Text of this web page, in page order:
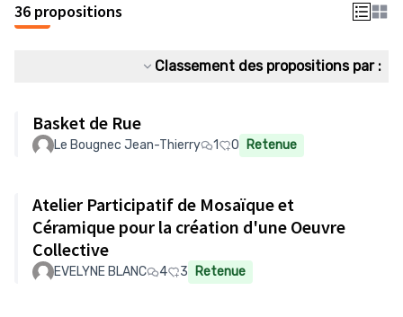
36 propositions
Classement des propositions par :
Basket de Rue
Le Bougnec Jean-Thierry 1 0 Retenue
Atelier Participatif de Mosaïque et
Céramique pour la création d'une Oeuvre
Collective
EVELYNE BLANC 4 3 Retenue